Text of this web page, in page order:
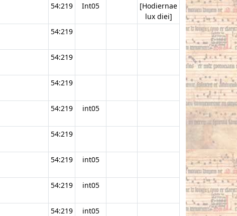
54:219 Int05
[Hodiernae
lux diei]
54:219
54:219
54:219
54:219 int05
54:219
54:219 int05
54:219 int05
54:219 int05